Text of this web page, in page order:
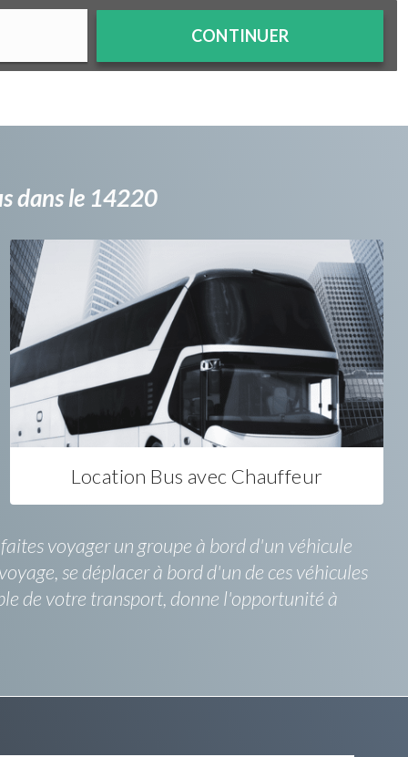
CONTINUER
dans le 14220
Location Bus avec Chauffeur
voyager un groupe à bord d'un véhicule
se déplacer à bord d'un de ces véhicules
de votre transport, donne l'opportunité à